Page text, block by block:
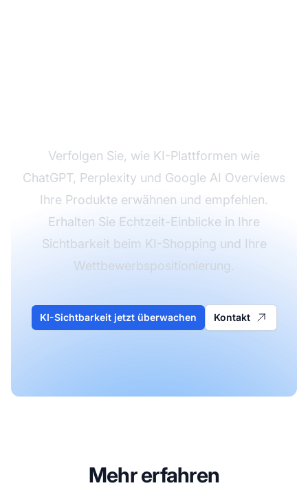
Verfolgen Sie, wie KI-Plattformen wie
ChatGPT, Perplexity und Google AI Overviews
Ihre Produkte erwähnen und empfehlen.
Erhalten Sie Echtzeit-Einblicke in Ihre
Sichtbarkeit beim KI-Shopping und Ihre
Wettbewerbspositionierung.
KI-Sichtbarkeit jetzt überwachen Kontakt
Mehr erfahren